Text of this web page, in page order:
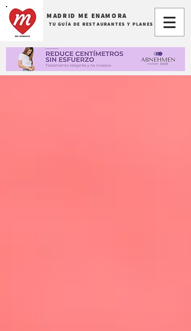
MADRID ME ENAMORA
TU GUÍA DE RESTAURANTES Y PLANES